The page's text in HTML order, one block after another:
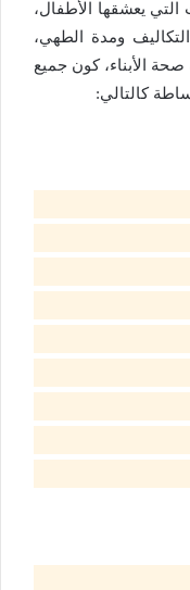
يعشقها الأطفال،
ومدة الطهي،
الأبناء، كون جميع
كالتالي: